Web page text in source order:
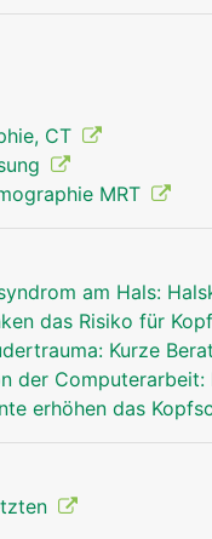
CT
MRT
am Hals:
das Risiko für
Kurze
der Computerarbeit:
erhöhen das